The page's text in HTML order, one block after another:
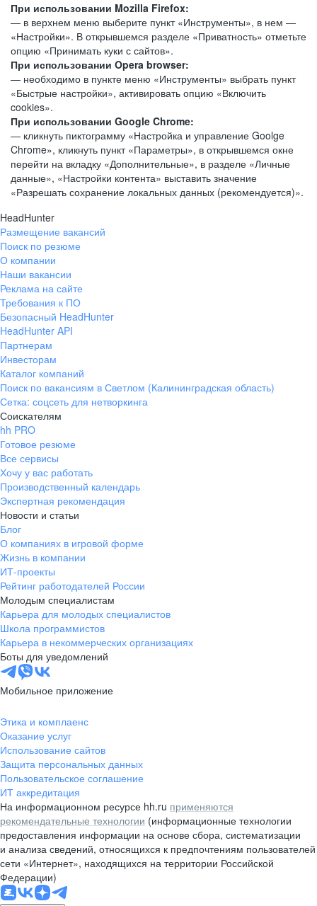
При использовании Mozilla Firefox:
— в верхнем меню выберите пункт «Инструменты», в нем —
«Настройки». В открывшемся разделе «Приватность» отметьте
опцию «Принимать куки с сайтов».
При использовании Opera browser:
— необходимо в пункте меню «Инструменты» выбрать пункт
«Быстрые настройки», активировать опцию «Включить
cookies».
При использовании Google Chrome:
— кликнуть пиктограмму «Настройка и управление Goolge
Chrome», кликнуть пункт «Параметры», в открывшемся окне
перейти на вкладку «Дополнительные», в разделе «Личные
данные», «Настройки контента» выставить значение
«Разрешать сохранение локальных данных (рекомендуется)».
HeadHunter
Размещение вакансий
Поиск по резюме
О компании
Наши вакансии
Реклама на сайте
Требования к ПО
Безопасный HeadHunter
HeadHunter API
Партнерам
Инвесторам
Каталог компаний
Поиск по вакансиям в Светлом (Калининградская область)
Сетка: соцсеть для нетворкинга
Соискателям
hh PRO
Готовое резюме
Все сервисы
Хочу у вас работать
Производственный календарь
Экспертная рекомендация
Новости и статьи
Блог
О компаниях в игровой форме
Жизнь в компании
ИТ-проекты
Рейтинг работодателей России
Молодым специалистам
Карьера для молодых специалистов
Школа программистов
Карьера в некоммерческих организациях
Боты для уведомлений
Мобильное приложение
Этика и комплаенс
Оказание услуг
Использование сайтов
Защита персональных данных
Пользовательское соглашение
ИТ аккредитация
На информационном ресурсе hh.ru применяются
рекомендательные технологии (информационные технологии
предоставления информации на основе сбора, систематизации
и анализа сведений, относящихся к предпочтениям пользователей
сети «Интернет», находящихся на территории Российской
Федерации)